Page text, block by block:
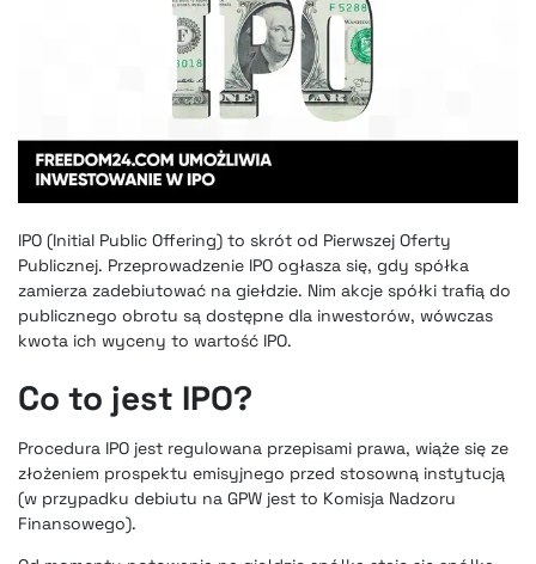
IPO (Initial Public Offering) to skrót od Pierwszej Oferty
Publicznej. Przeprowadzenie IPO ogłasza się, gdy spółka
zamierza zadebiutować na giełdzie. Nim akcje spółki trafią do
publicznego obrotu są dostępne dla inwestorów, wówczas
kwota ich wyceny to wartość IPO.
Co to jest IPO?
Procedura IPO jest regulowana przepisami prawa, wiąże się ze
złożeniem prospektu emisyjnego przed stosowną instytucją
(w przypadku debiutu na GPW jest to Komisja Nadzoru
Finansowego).